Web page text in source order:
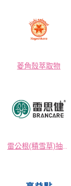
菱角殼萃取物
雷公根(積雪草)抽出物 雷思健BRANCARE®